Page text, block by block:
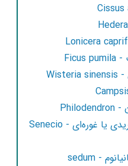
11. گیاه رونده رشته مرواریدی یا غوره‌ای - Senecio
12. دم الاغی، سدوم مورگانیانوم - sedum